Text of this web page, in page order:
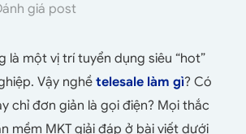
giá post
là một vị trí tuyển dụng siêu “hot”
Vậy nghề telesale làm gì? Có
chỉ đơn giản là gọi điện? Mọi thắc
mềm MKT giải đáp ở bài viết dưới